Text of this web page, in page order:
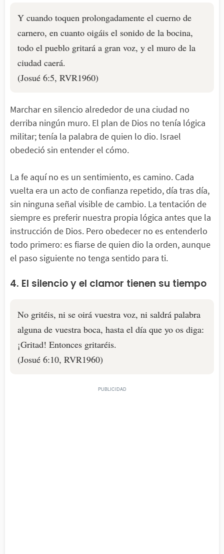
Y cuando toquen prolongadamente el cuerno de
carnero, en cuanto oigáis el sonido de la bocina,
todo el pueblo gritará a gran voz, y el muro de la
ciudad caerá.
(Josué 6:5, RVR1960)
Marchar en silencio alrededor de una ciudad no
derriba ningún muro. El plan de Dios no tenía lógica
militar; tenía la palabra de quien lo dio. Israel
obedeció sin entender el cómo.
La fe aquí no es un sentimiento, es camino. Cada
vuelta era un acto de confianza repetido, día tras día,
sin ninguna señal visible de cambio. La tentación de
siempre es preferir nuestra propia lógica antes que la
instrucción de Dios. Pero obedecer no es entenderlo
todo primero: es fiarse de quien dio la orden, aunque
el paso siguiente no tenga sentido para ti.
4. El silencio y el clamor tienen su tiempo
No gritéis, ni se oirá vuestra voz, ni saldrá palabra
alguna de vuestra boca, hasta el día que yo os diga:
¡Gritad! Entonces gritaréis.
(Josué 6:10, RVR1960)